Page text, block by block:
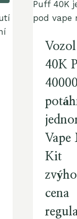
40K
40000
Vape
Kit
cena